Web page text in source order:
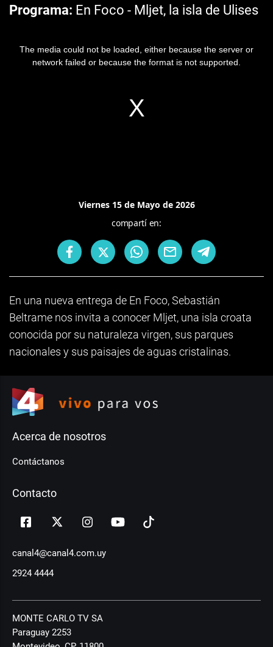
Programa En Foco - Mljet, la isla de Ulises
The media could not be loaded, either because the server or
network failed or because the format is not supported.
Viernes 15 de Mayo de 2026
compartí en:
En una nueva entrega de En Foco, Sebastián
Beltrame nos invita a conocer Mljet, una isla croata
conocida por su naturaleza virgen, sus parques
nacionales y sus paisajes de aguas cristalinas.
Acerca de nosotros
Contáctanos
Contacto
canal4@canal4.com.uy
2924 4444
MONTE CARLO TV SA
Paraguay 2253